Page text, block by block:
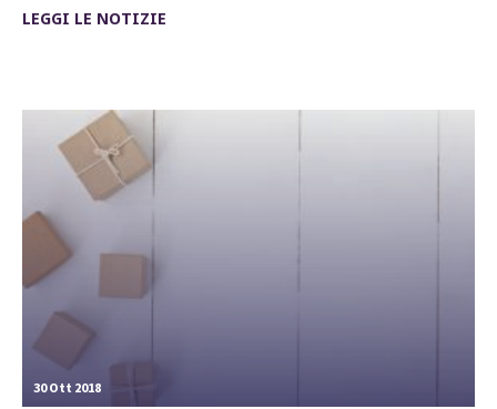
LEGGI LE NOTIZIE
30 Ott 2018